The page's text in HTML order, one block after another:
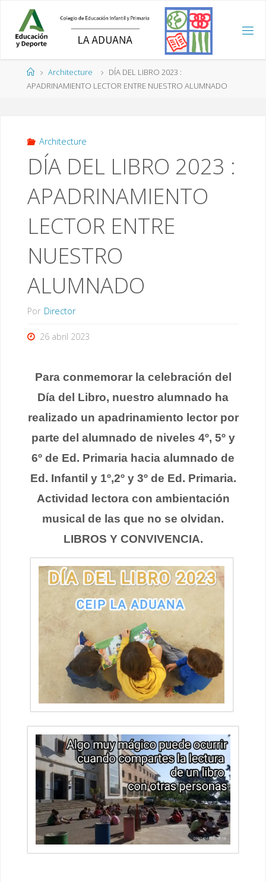
contenido
Página
de
Architecture
DÍA DEL LIBRO 2023 :
APADRINAMIENTO LECTOR ENTRE NUESTRO ALUMNADO
Architecture
DÍA DEL LIBRO 2023 :
APADRINAMIENTO
LECTOR ENTRE
NUESTRO
ALUMNADO
Por Director
26 abril 2023
Para conmemorar la celebración del
Día del Libro, nuestro alumnado ha
realizado un apadrinamiento lector por
parte del alumnado de niveles 4º, 5º y
6º de Ed. Primaria hacia alumnado de
Ed. Infantil y 1º,2º y 3º de Ed. Primaria.
Actividad lectora con ambientación
musical de las que no se olvidan.
LIBROS Y CONVIVENCIA.